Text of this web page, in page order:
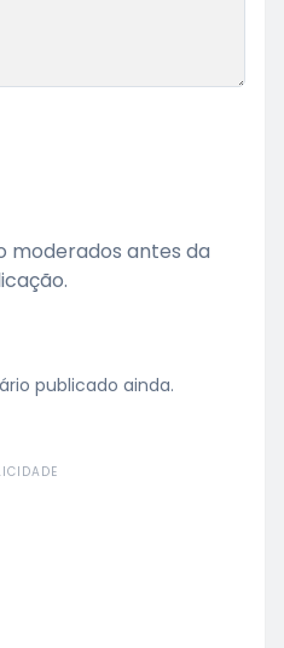
moderados antes da
publicado ainda.